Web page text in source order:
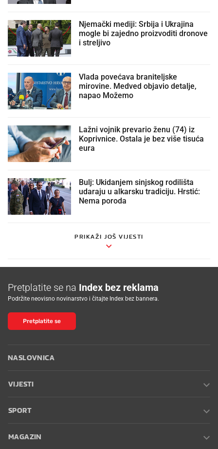
Njemački mediji: Srbija i Ukrajina
mogle bi zajedno proizvoditi dronove
i streljivo
Vlada povećava braniteljske
mirovine. Medved objavio detalje,
napao Možemo
Lažni vojnik prevario ženu (74) iz
Koprivnice. Ostala je bez više tisuća
eura
Bulj: Ukidanjem sinjskog rodilišta
udaraju u alkarsku tradiciju. Hrstić:
Nema poroda
PRIKAŽI JOŠ VIJESTI
Pretplatite se na Index bez reklama
Podržite neovisno novinarstvo i čitajte Index bez bannera.
Pretplatite se
NASLOVNICA
VIJESTI
SPORT
MAGAZIN